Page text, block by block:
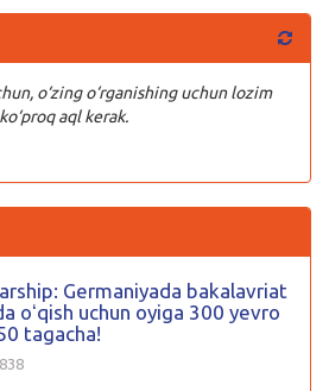
o‘zing o‘rganishing uchun lozim
aql kerak.
Germaniyada bakalavriat
oʻqish uchun oyiga 300 yevro
tagacha!